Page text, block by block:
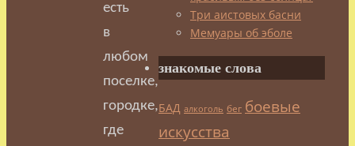
есть
в
любом
поселке,
городке,
где
Три аистовых басни
Мемуары об эболе
знакомые слова
БАД алкоголь бег боевые
искусства